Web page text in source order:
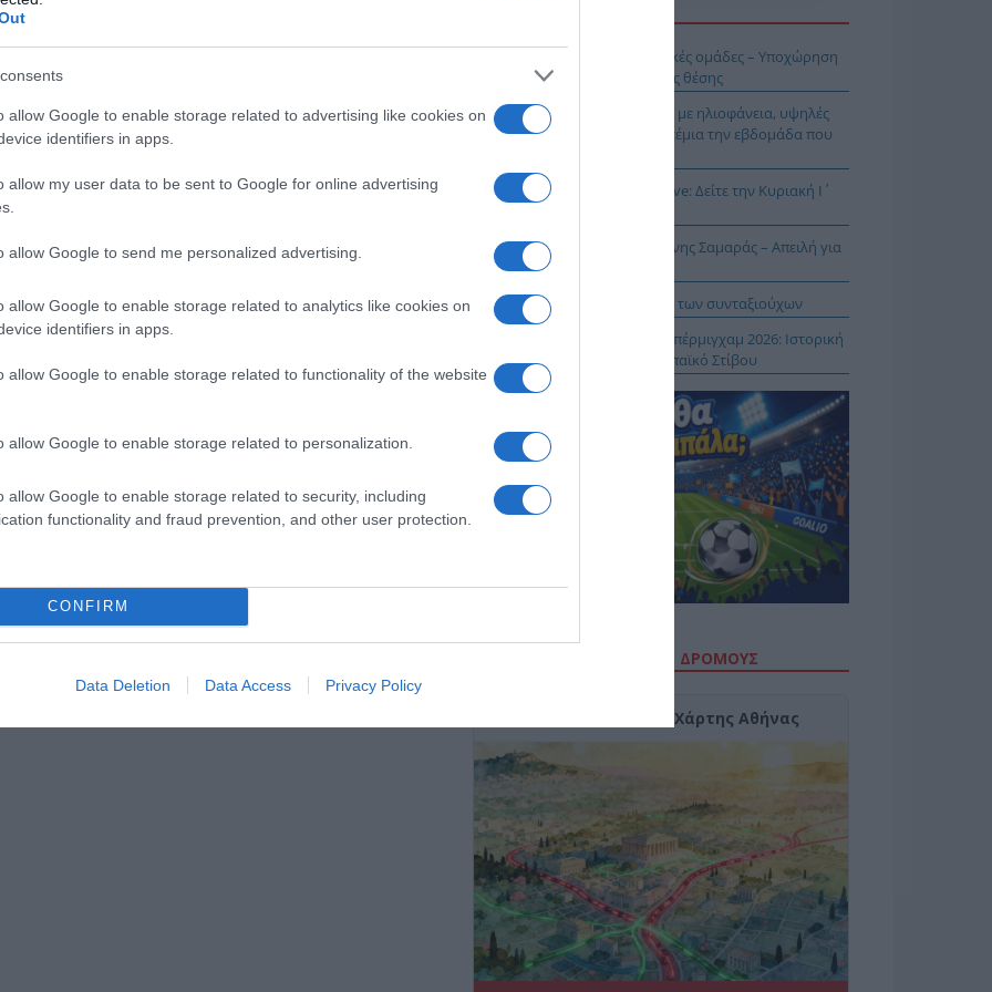
allow Google to enable storage related to advertising like cookies on
identifiers in apps.
allow my user data to be sent to Google for online advertising
allow Google to send me personalized advertising.
allow Google to enable storage related to analytics like cookies on
identifiers in apps.
allow Google to enable storage related to functionality of the website
allow Google to enable storage related to personalization.
allow Google to enable storage related to security, including
functionality and fraud prevention, and other user protection.
CONFIRM
Data Deletion Data Access Privacy Policy
των Ελληνικών Media
ΤΣΟΥΝΑΜΙ ψηφιακής οργής…
συμπαρασύρει την κυβέρνηση
Ο καιρός των επομένων ημερών:
Κανονικός Αύγουστος με δυνατούς
βοριάδες και σταδιακή άνοδο της
θερμοκρασίας
Κακή εβδομάδα για τις ελληνικές ομάδες – Υποχώρηση
στη μάχη διεκδίκησης της 10ης θέσης
Κλασικός Δεκαπενταύγουστος με ηλιοφάνεια, υψηλές
θερμοκρασίες και ισχυρά μελτέμια την εβδομάδα που
Όρθρος και Θεία Λειτουργία live: Δείτε την Κυριακή Ι΄
ΤΟ ΠΑΡΟΝ: Ρυθμιστής ο Αντώνης Σαμαράς – Απειλή για
Προβληματίζει το κύμα φυγής των συνταξιούχων
Αντίστροφη μέτρηση για το Μπέρμιγχαμ 2026: Ιστορική
ελληνική παρουσία στο Ευρωπαϊκό Στίβου
ΔΕΙΤΕ ΤΗΝ ΚΙΝΗΣΗ ΣΤΟΥΣ ΔΡΌΜΟΥΣ
Κίνηση Τώρα: Live Χάρτης Αθήνας